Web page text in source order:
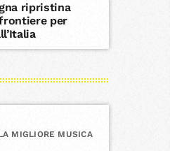
ripristina
per
MIGLIORE MUSICA